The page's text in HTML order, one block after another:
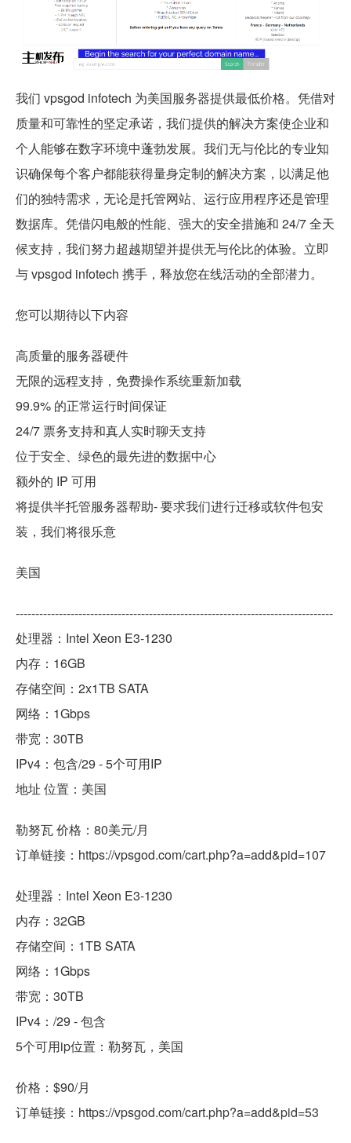
我们 vpsgod infotech 为美国服务器提供最低价格。凭借对
质量和可靠性的坚定承诺，我们提供的解决方案使企业和
个人能够在数字环境中蓬勃发展。我们无与伦比的专业知
识确保每个客户都能获得量身定制的解决方案，以满足他
们的独特需求，无论是托管网站、运行应用程序还是管理
数据库。凭借闪电般的性能、强大的安全措施和 24/7 全天
候支持，我们努力超越期望并提供无与伦比的体验。立即
与 vpsgod infotech 携手，释放您在线活动的全部潜力。
您可以期待以下内容
高质量的服务器硬件
无限的远程支持，免费操作系统重新加载
99.9% 的正常运行时间保证
24/7 票务支持和真人实时聊天支持
位于安全、绿色的最先进的数据中心
额外的 IP 可用
将提供半托管服务器帮助- 要求我们进行迁移或软件包安
装，我们将很乐意
美国
---------------------------------------------------------------------------------
处理器：Intel Xeon E3-1230
内存：16GB
存储空间：2x1TB SATA
网络：1Gbps
带宽：30TB
IPv4：包含/29 - 5个可用IP
地址 位置：美国
勒努瓦 价格：80美元/月
订单链接：https://vpsgod.com/cart.php?a=add&pid=107
处理器：Intel Xeon E3-1230
内存：32GB
存储空间：1TB SATA
网络：1Gbps
带宽：30TB
IPv4：/29 - 包含
5个可用ip位置：勒努瓦，美国
价格：$90/月
订单链接：https://vpsgod.com/cart.php?a=add&pid=53